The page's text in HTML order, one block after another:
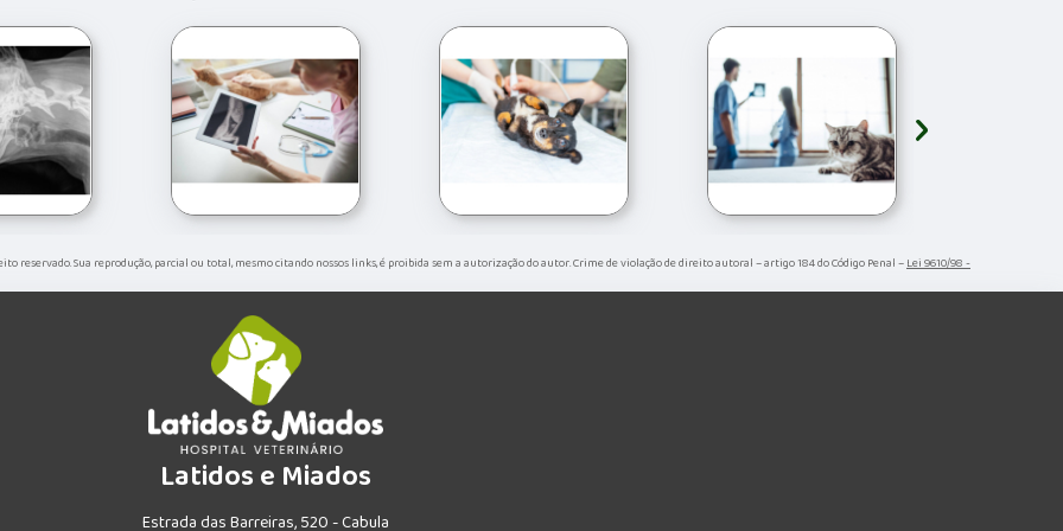
›
reservado. Sua reprodução, parcial ou total, mesmo citando nossos links, é proibida sem a autorização do autor. Crime de violação de direito autoral – artigo 184 do Código Penal –Lei 9610/98 -
Latidos e Miados
Estrada das Barreiras, 520 - Cabula